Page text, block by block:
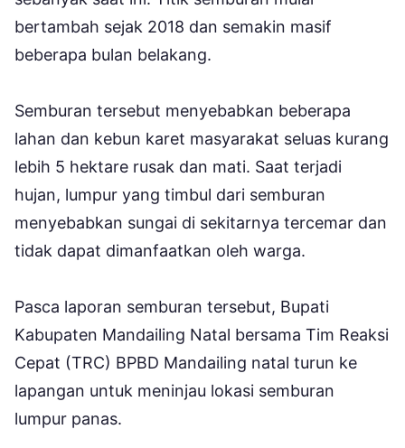
bertambah sejak 2018 dan semakin masif
beberapa bulan belakang.
Semburan tersebut menyebabkan beberapa
lahan dan kebun karet masyarakat seluas kurang
lebih 5 hektare rusak dan mati. Saat terjadi
hujan, lumpur yang timbul dari semburan
menyebabkan sungai di sekitarnya tercemar dan
tidak dapat dimanfaatkan oleh warga.
Pasca laporan semburan tersebut, Bupati
Kabupaten Mandailing Natal bersama Tim Reaksi
Cepat (TRC) BPBD Mandailing natal turun ke
lapangan untuk meninjau lokasi semburan
lumpur panas.